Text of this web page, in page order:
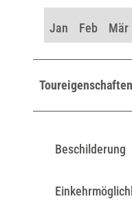
Jan Feb Mär
Toureigenschaften
Beschilderung